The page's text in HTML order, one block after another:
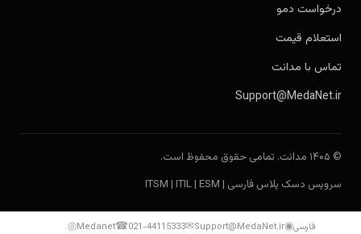
درخواست دمو
استعلام قیمت
تماس با مدانت
Support@MedaNet.ir
© ۱۴۰۵ مدانت. تمامی حقوق محفوظ است.
سرویس دسک پلاس فارسی | ITSM | ITIL | ESM
◎Medanet☎021-44115333✉Support@MedaNet.ir◉فارسی